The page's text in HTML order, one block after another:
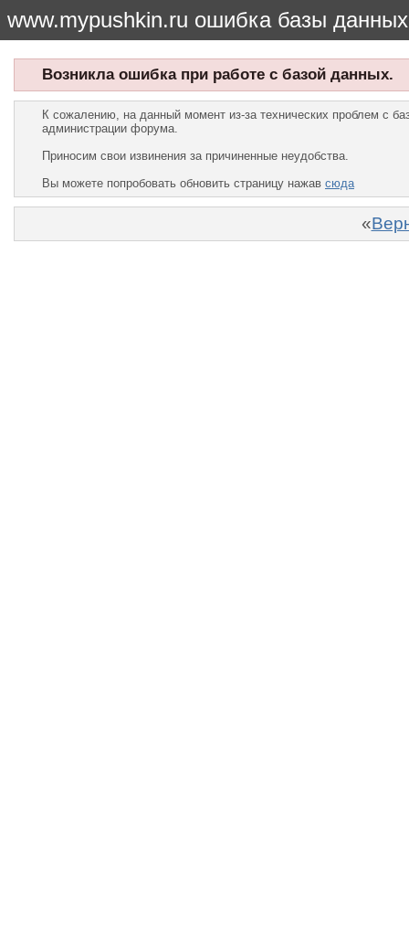
www.mypushkin.ru ошибка базы данных
Возникла ошибка при работе с базой данных.
К сожалению, на данный момент из-за технических проблем с
администрации форума.
Приносим свои извинения за причиненные неудобства.
Вы можете попробовать обновить страницу нажав сюда
«